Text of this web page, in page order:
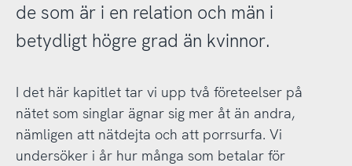
de som är i en relation och män i
betydligt högre grad än kvinnor.
I det här kapitlet tar vi upp två företeelser på
nätet som singlar ägnar sig mer åt än andra,
nämligen att nätdejta och att porrsurfa. Vi
undersöker i år hur många som betalar för